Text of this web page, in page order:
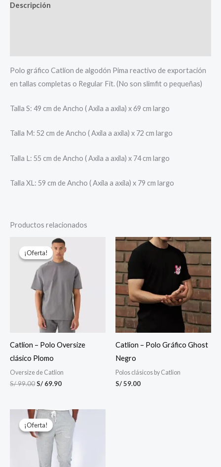
Descripción
Polo gráfico Catlion de algodón Pima reactivo de exportación
en tallas completas o Regular Fit. (No son slimfit o pequeñas)
Talla S: 49 cm de Ancho ( Axila a axila) x 69 cm largo
Talla M: 52 cm de Ancho ( Axila a axila) x 72 cm largo
Talla L: 55 cm de Ancho ( Axila a axila) x 74 cm largo
Talla XL: 59 cm de Ancho ( Axila a axila) x 79 cm largo
Productos relacionados
¡Oferta!
¡Oferta!
Catlion – Polo Oversize
clásico Plomo
Oversize de Catlion
S/99.00
precio
original
era:
S/ 99.00.
S/ 69.90
El
precio
actual
es:
S/ 69.90.
Catlion – Polo Gráfico Ghost
Negro
Polos clásicos by Catlion
S/59.00
¡Oferta!
¡Oferta!
El
precio
original
era:
S/ 99.00.
El
precio
actual
es:
S/ 89.90.